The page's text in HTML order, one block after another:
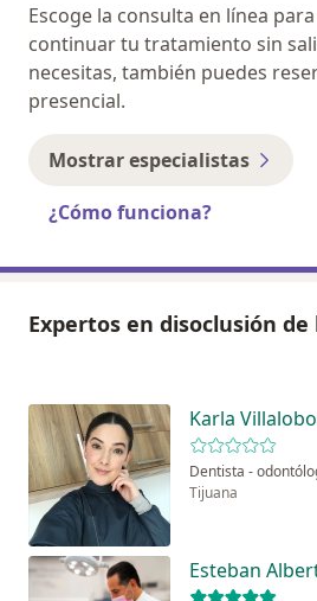
Escoge la consulta en línea
continuar tu tratamiento sin
necesitas, también puedes
presencial.
Mostrar especialistas
¿Cómo funciona?
Expertos en disoclusión
Karla
Dentista -
Tijuana
Esteban